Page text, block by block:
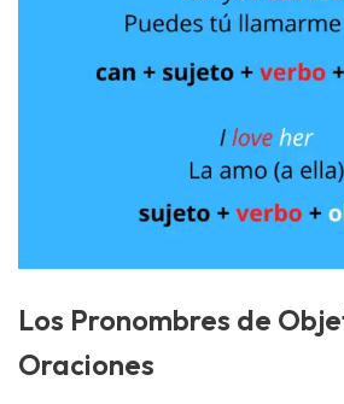
Los Pronombres de
Oraciones